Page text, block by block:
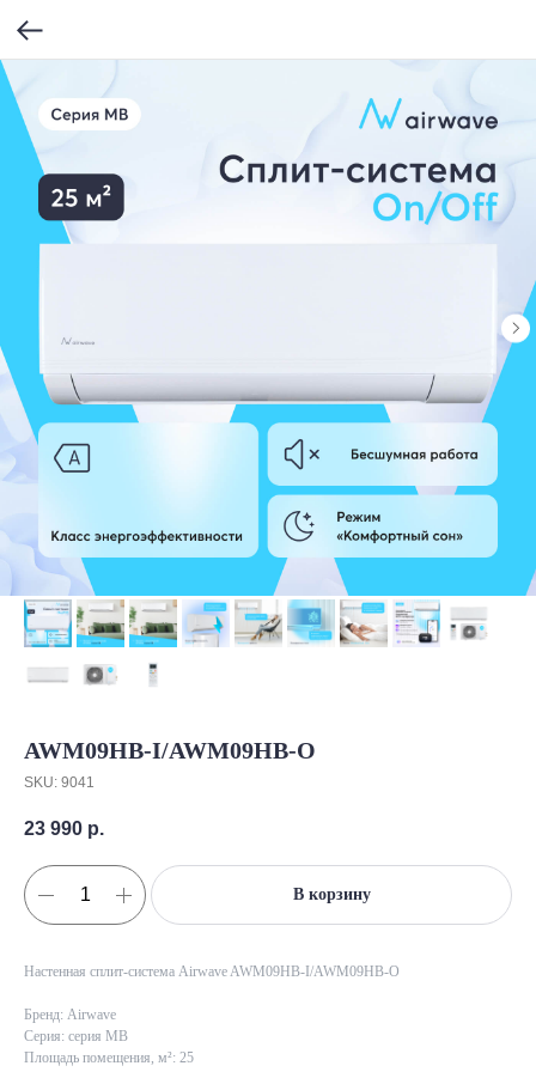
AWM09HB-I/AWM09HB-O
SKU: 9041
23 990 р.
В корзину
Настенная сплит-система Airwave AWM09HB-I/AWM09HB-O
Бренд: Airwave
Серия: серия МB
Площадь помещения, м²: 25